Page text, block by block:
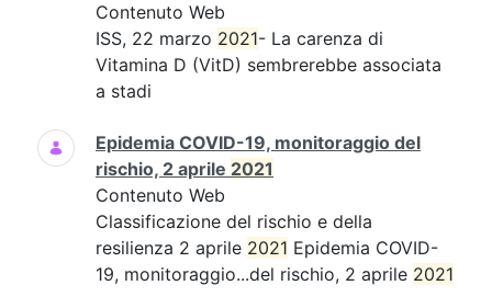
Contenuto Web
ISS, 22 marzo 2021- La carenza di
Vitamina D (VitD) sembrerebbe associata
a stadi
Epidemia COVID-19, monitoraggio del
rischio, 2 aprile 2021
Contenuto Web
Classificazione del rischio e della
resilienza 2 aprile 2021 Epidemia COVID-
19, monitoraggio...del rischio, 2 aprile 2021